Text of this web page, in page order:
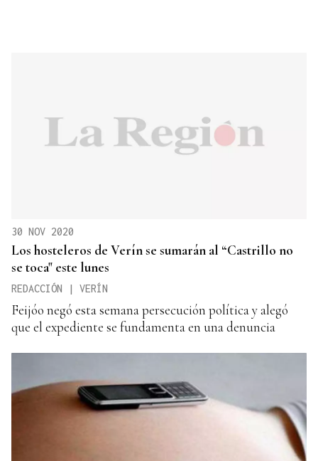
30 NOV 2020
Los hosteleros de Verín se sumarán al “Castrillo no
se toca" este lunes
REDACCIÓN | VERÍN
Feijóo negó esta semana persecución política y alegó
que el expediente se fundamenta en una denuncia